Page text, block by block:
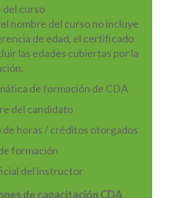
del curso
nombre del curso no incluye
de edad, el certificado
las edades cubiertas por la
de formación de CDA
del candidato
de horas / créditos otorgados
formación
del instructor
de capacitación CDA